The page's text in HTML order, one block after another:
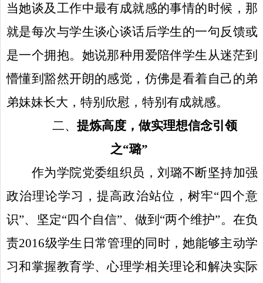
当她谈及工作中最有成就感的事情的时候，那
就是每次与学生谈心谈话后学生的一句反馈或
是一个拥抱。她说那种用爱陪伴学生从迷茫到
懵懂到豁然开朗的感觉，仿佛是看着自己的弟
弟妹妹长大，特别欣慰，特别有成就感。
二、 提炼高度，做实理想信念引领
之“璐”
作为学院党委组织员，刘璐不断坚持加强
政治理论学习，提高政治站位，树牢“四个意
识”、坚定“四个自信”、做到“两个维护”。在负
责2016级学生日常管理的同时，她能够主动学
习和掌握教育学、心理学相关理论和解决实际